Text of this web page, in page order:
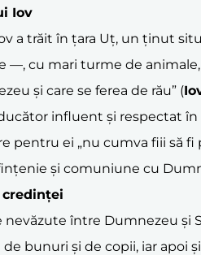
Iov
a trăit în țara Uț, un ținut
—, cu mari turme de
și care se ferea de rău” (
influent și respectat
pentru ei „nu cumva fiii să
și comuniune cu
credinței
între Dumnezeu și
bunuri și de copii, iar